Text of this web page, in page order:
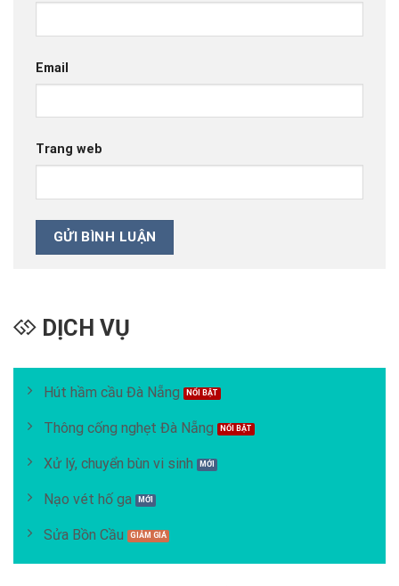
Email
Trang web
DỊCH VỤ
Hút hầm cầu Đà Nẵng
Thông cống nghẹt Đà Nẵng
Xử lý, chuyển bùn vi sinh
Nạo vét hố ga
Sửa Bồn Cầu